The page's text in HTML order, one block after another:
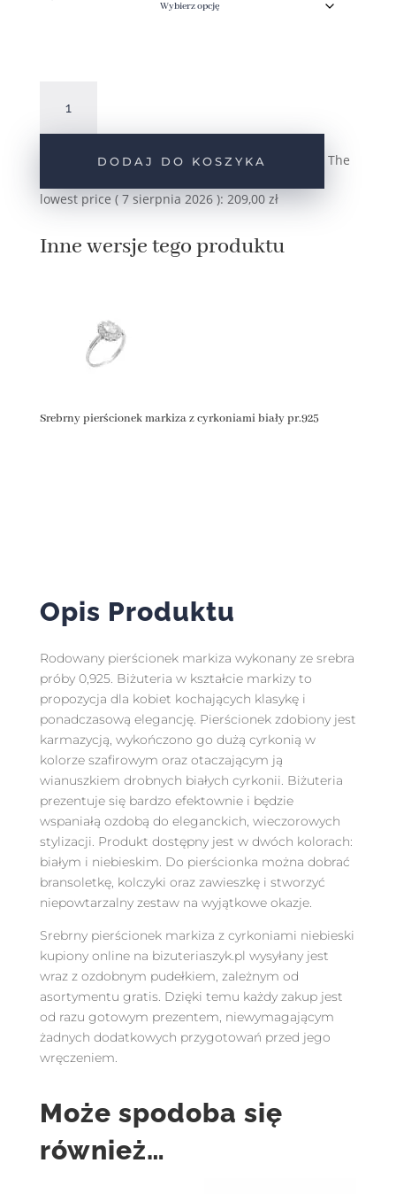
Srebrny
pierścionek
cyrkoniami
DODAJ DO KOSZYKA The
lowest price (7 sierpnia 2026): 209,00 zł
Inne wersje tego produktu
Srebrny pierścionek markiza z cyrkoniami biały pr.925
Opis Produktu
Rodowany pierścionek markiza wykonany ze srebra
próby 0,925. Biżuteria w kształcie markizy to
propozycja dla kobiet kochających klasykę i
ponadczasową elegancję. Pierścionek zdobiony jest
karmazycją, wykończono go dużą cyrkonią w
kolorze szafirowym oraz otaczającym ją
wianuszkiem drobnych białych cyrkonii. Biżuteria
prezentuje się bardzo efektownie i będzie
wspaniałą ozdobą do eleganckich, wieczorowych
stylizacji. Produkt dostępny jest w dwóch kolorach:
białym i niebieskim. Do pierścionka można dobrać
bransoletkę, kolczyki oraz zawieszkę i stworzyć
niepowtarzalny zestaw na wyjątkowe okazje.
Srebrny pierścionek markiza z cyrkoniami niebieski
kupiony online na bizuteriaszyk.pl wysyłany jest
wraz z ozdobnym pudełkiem, zależnym od
asortymentu gratis. Dzięki temu każdy zakup jest
od razu gotowym prezentem, niewymagającym
żadnych dodatkowych przygotowań przed jego
wręczeniem.
Może spodoba się
również…